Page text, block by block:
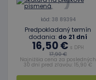
kód: 38 89394
Predpokladaný termín
dodania: do 21 dní
16,50 € s DPH
17,90 €
Najnižšia cena za posledných
30 dní pred zľavou: 15,90 €